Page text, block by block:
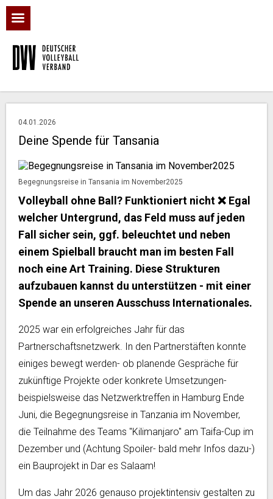
04.01.2026
Deine Spende für Tansania
Begegnungsreise in Tansania im November2025
Volleyball ohne Ball? Funktioniert nicht ❌ Egal
welcher Untergrund, das Feld muss auf jeden
Fall sicher sein, ggf. beleuchtet und neben
einem Spielball braucht man im besten Fall
noch eine Art Training. Diese Strukturen
aufzubauen kannst du unterstützen - mit einer
Spende an unseren Ausschuss Internationales.
2025 war ein erfolgreiches Jahr für das
Partnerschaftsnetzwerk. In den Partnerstäften konnte
einiges bewegt werden- ob planende Gespräche für
zukünftige Projekte oder konkrete Umsetzungen-
beispielsweise das Netzwerktreffen in Hamburg Ende
Juni, die Begegnungsreise in Tanzania im November,
die Teilnahme des Teams "Kilimanjaro" am Taifa-Cup im
Dezember und (Achtung Spoiler- bald mehr Infos dazu-)
ein Bauprojekt in Dar es Salaam!
Um das Jahr 2026 genauso projektintensiv gestalten zu